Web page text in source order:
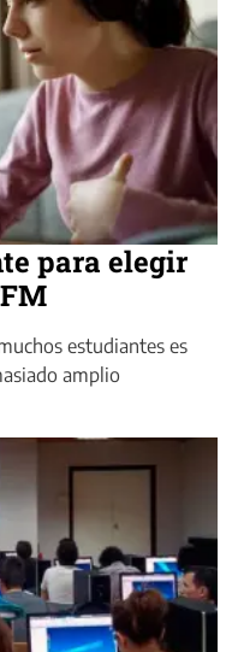
para elegir
estudiantes es
amplio